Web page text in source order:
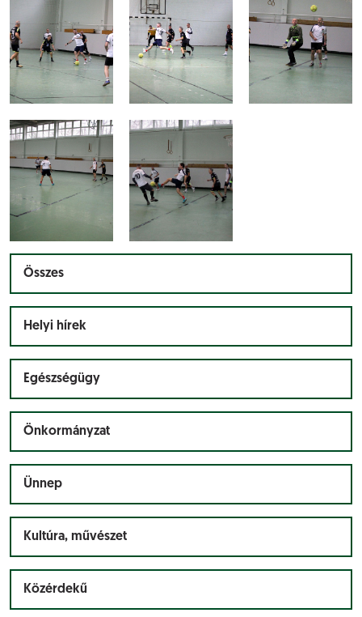
Összes
Helyi hírek
Egészségügy
Önkormányzat
Ünnep
Kultúra, művészet
Közérdekű